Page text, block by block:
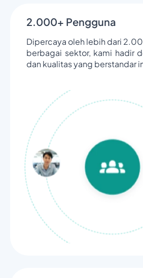
2.000+ Pengguna
Dipercaya oleh lebih dari
berbagai sektor, kami hadir
dan kualitas yang berstandar